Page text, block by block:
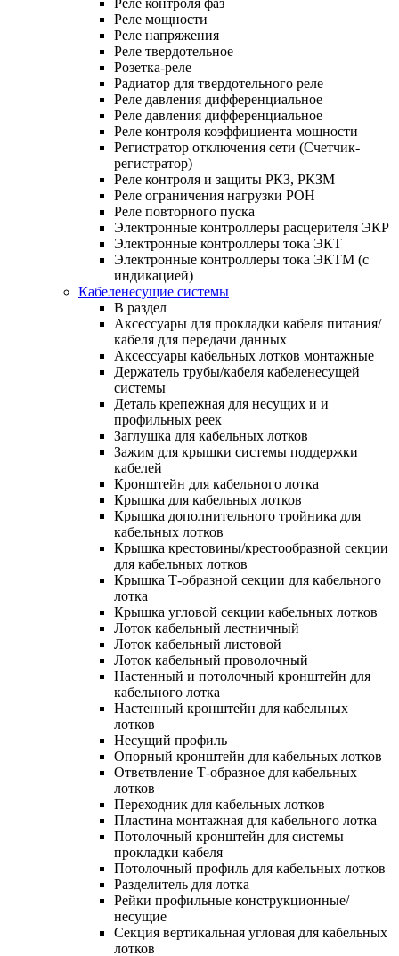
Реле мощности
Реле напряжения
Реле твердотельное
Розетка-реле
Радиатор для твердотельного реле
Реле давления дифференциальное
Реле давления дифференциальное
Реле контроля коэффициента мощности
Регистратор отключения сети (Счетчик-
регистратор)
Реле контроля и защиты РКЗ, РКЗМ
Реле ограничения нагрузки РОН
Реле повторного пуска
Электронные контроллеры расцерителя ЭКР
Электронные контроллеры тока ЭКТ
Электронные контроллеры тока ЭКТМ (с
индикацией)
Кабеленесущие системы
В раздел
Аксессуары для прокладки кабеля питания/
кабеля для передачи данных
Аксессуары кабельных лотков монтажные
Держатель трубы/кабеля кабеленесущей
системы
Деталь крепежная для несущих и и
профильных реек
Заглушка для кабельных лотков
Зажим для крышки системы поддержки
кабелей
Кронштейн для кабельного лотка
Крышка для кабельных лотков
Крышка дополнительного тройника для
кабельных лотков
Крышка крестовины/крестообразной секции
для кабельных лотков
Крышка Т-образной секции для кабельного
лотка
Крышка угловой секции кабельных лотков
Лоток кабельный лестничный
Лоток кабельный листовой
Лоток кабельный проволочный
Настенный и потолочный кронштейн для
кабельного лотка
Настенный кронштейн для кабельных
лотков
Несущий профиль
Опорный кронштейн для кабельных лотков
Ответвление Т-образное для кабельных
лотков
Переходник для кабельных лотков
Пластина монтажная для кабельного лотка
Потолочный кронштейн для системы
прокладки кабеля
Потолочный профиль для кабельных лотков
Разделитель для лотка
Рейки профильные конструкционные/
несущие
Секция вертикальная угловая для кабельных
лотков